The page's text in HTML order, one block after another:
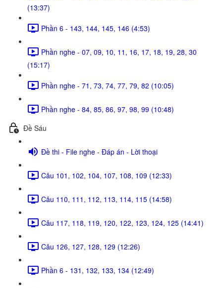
(13:37)
Phần 6 - 143, 144, 145, 146 (4:53)
Phần nghe - 07, 09, 10, 11, 16, 17, 18, 19, 28, 30
(15:17)
Phần nghe - 71, 73, 74, 77, 79, 82 (10:05)
Phần nghe - 84, 85, 86, 97, 98, 99 (10:48)
Đề Sáu
Đề thi - File nghe - Đáp án - Lời thoại
Câu 101, 102, 104, 107, 108, 109 (12:33)
Câu 110, 111, 112, 113, 114, 115 (14:58)
Câu 117, 118, 119, 120, 122, 123, 124, 125 (14:41)
Câu 126, 127, 128, 129 (12:26)
Phần 6 - 131, 132, 133, 134 (12:49)